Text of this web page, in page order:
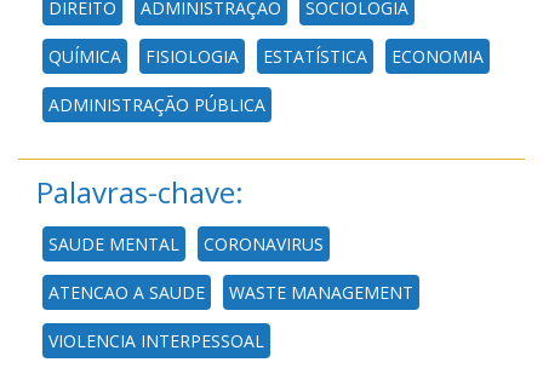
DIREITO ADMINISTRAÇÃO SOCIOLOGIA
QUÍMICA FISIOLOGIA ESTATÍSTICA ECONOMIA
ADMINISTRAÇÃO PÚBLICA
Palavras-chave:
SAUDE MENTAL CORONAVIRUS
ATENCAO A SAUDE WASTE MANAGEMENT
VIOLENCIA INTERPESSOAL